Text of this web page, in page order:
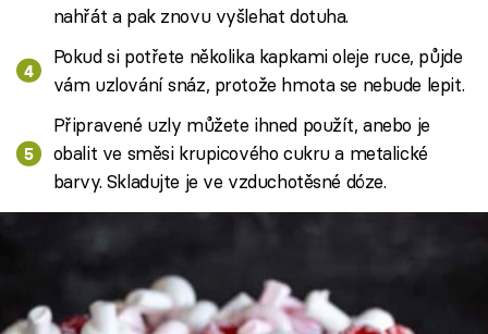
nahřát a pak znovu vyšlehat dotuha.
Pokud si potřete několika kapkami oleje ruce, půjde
vám uzlování snáz, protože hmota se nebude lepit.
Připravené uzly můžete ihned použít, anebo je
obalit ve směsi krupicového cukru a metalické
barvy. Skladujte je ve vzduchotěsné dóze.